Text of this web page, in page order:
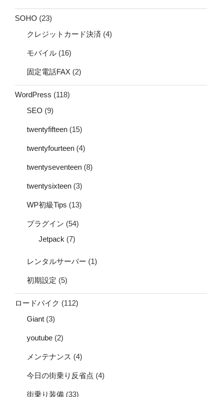
SOHO (23)
クレジットカード決済 (4)
モバイル (16)
固定電話FAX (2)
WordPress (118)
SEO (9)
twentyfifteen (15)
twentyfourteen (4)
twentyseventeen (8)
twentysixteen (3)
WP初級Tips (13)
プラグイン (54)
Jetpack (7)
レンタルサーバー (1)
初期設定 (5)
ロードバイク (112)
Giant (3)
youtube (2)
メンテナンス (4)
今日の街乗り反省点 (4)
街乗り装備 (33)